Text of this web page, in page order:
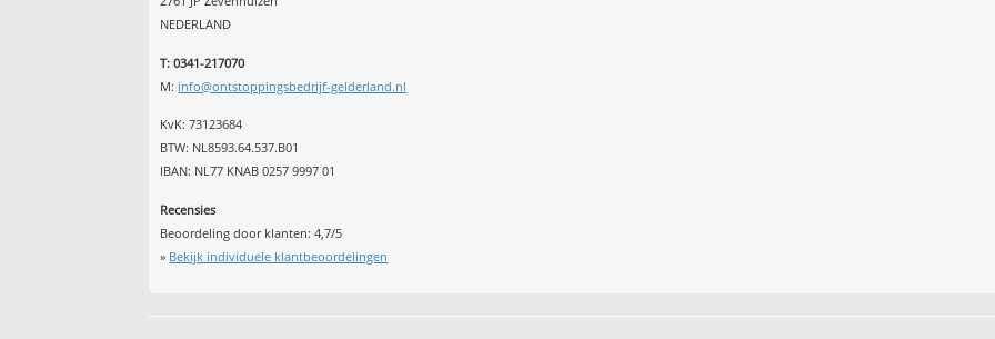
NEDERLAND
T: 0341-217070
M: info@ontstoppingsbedrijf-gelderland.nl
KvK: 73123684
BTW: NL8593.64.537.B01
IBAN: NL77 KNAB 0257 9997 01
Recensies
Beoordeling door klanten:4,7/5
» Bekijk individuele klantbeoordelingen